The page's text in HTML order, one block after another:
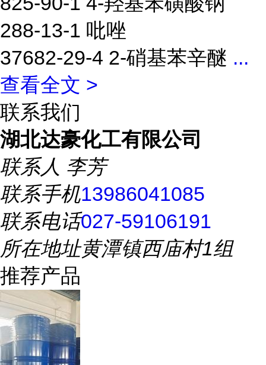
288-13-1 吡唑
37682-29-4 2-硝基苯辛醚 ...
查看全文 >
联系我们
湖北达豪化工有限公司
联系人 李芳
联系手机13986041085
联系电话027-59106191
所在地址黄潭镇西庙村1组
推荐产品